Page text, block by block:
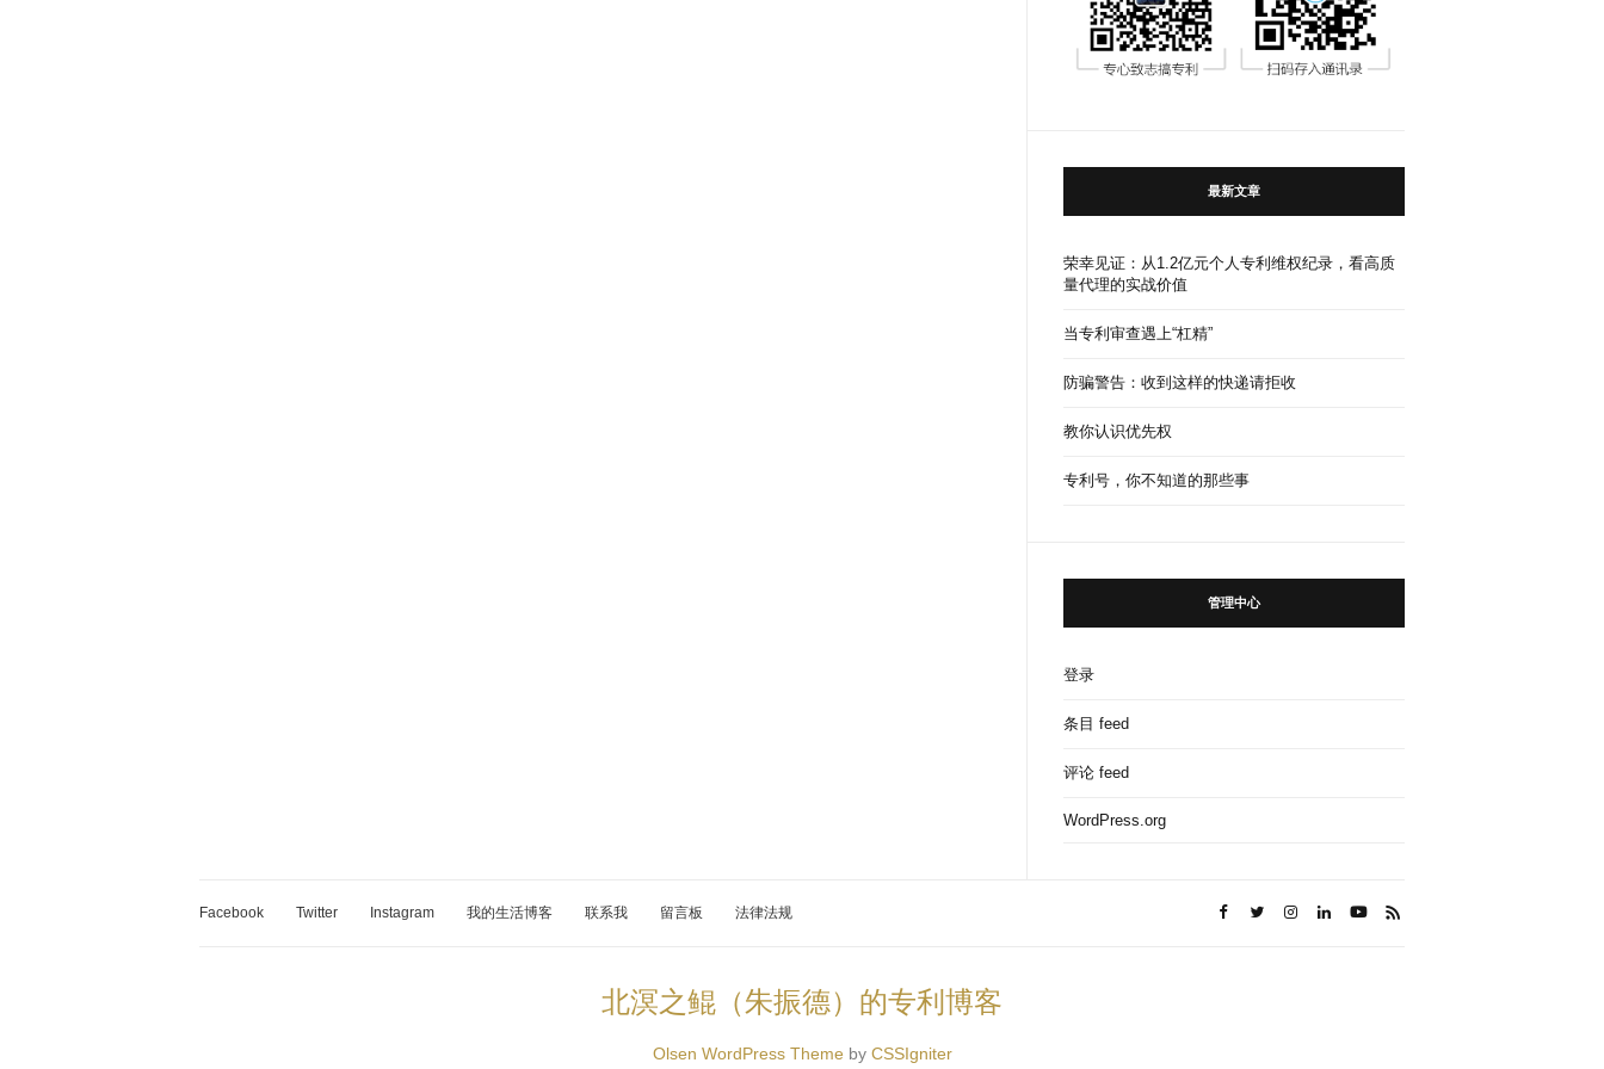
最新文章
荣幸见证：从1.2亿元个人专利维权纪录，看高质
量代理的实战价值
当专利审查遇上“杠精”
防骗警告：收到这样的快递请拒收
教你认识优先权
专利号，你不知道的那些事
管理中心
登录
条目 feed
评论 feed
WordPress.org
Facebook Twitter Instagram 我的生活博客 联系我 留言板 法律法规
北溟之鲲（朱振德）的专利博客
Olsen WordPress Theme by CSSIgniter